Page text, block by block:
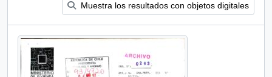
Muestra los resultados con objetos digitales